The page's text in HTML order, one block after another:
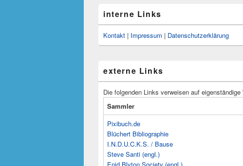
interne Links
Kontakt | Impressum | Datenschutzerklärung
externe Links
Die folgenden Links verweisen auf
Sammler
Pixibuch.de
Blüchert Bibliographie
I.N.D.U.C.K.S. / Bause
Steve Santi (engl.)